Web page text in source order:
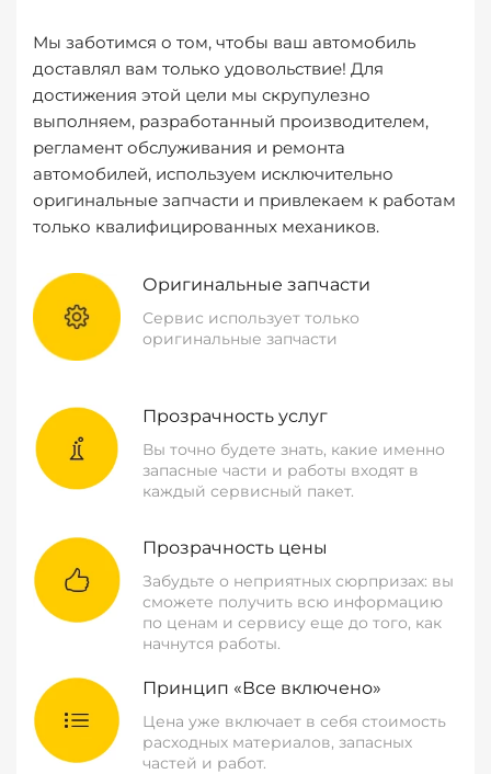
Мы заботимся о том, чтобы ваш автомобиль
доставлял вам только удовольствие! Для
достижения этой цели мы скрупулезно
выполняем, разработанный производителем,
регламент обслуживания и ремонта
автомобилей, используем исключительно
оригинальные запчасти и привлекаем к работам
только квалифицированных механиков.
Оригинальные запчасти
Сервис использует только
оригинальные запчасти
Прозрачность услуг
Вы точно будете знать, какие именно
запасные части и работы входят в
каждый сервисный пакет.
Прозрачность цены
Забудьте о неприятных сюрпризах: вы
сможете получить всю информацию
по ценам и сервису еще до того, как
начнутся работы.
Принцип «Все включено»
Цена уже включает в себя стоимость
расходных материалов, запасных
частей и работ.